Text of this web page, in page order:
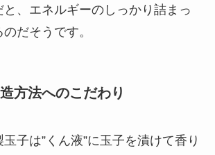
と、エネルギーのしっかり詰まっ
だそうです。
方法へのこだわり
子は”くん液”に玉子を漬けて香り